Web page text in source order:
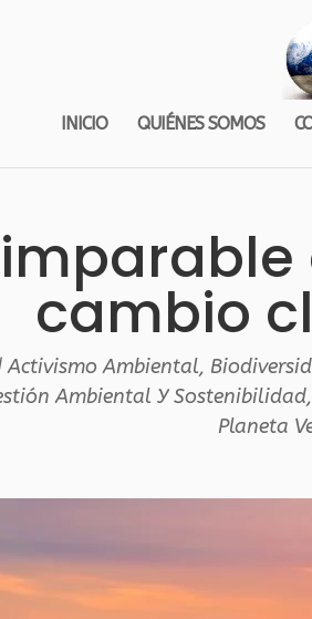
INICIO QUIÉNES SOMOS
cambio
Activismo Ambiental,
Ambiental Y Sostenibilidad
Planeta